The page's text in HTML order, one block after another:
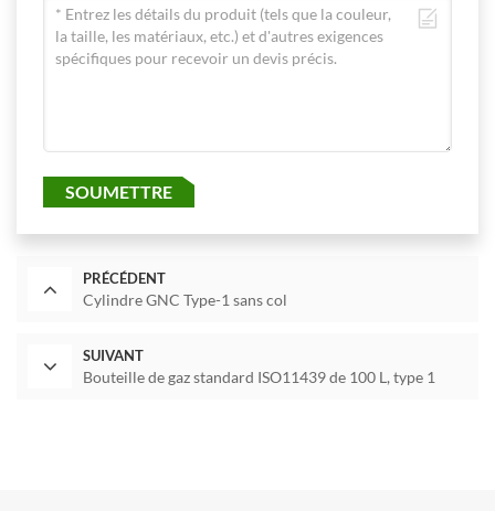
SOUMETTRE
PRÉCÉDENT
Cylindre GNC Type-1 sans col
SUIVANT
Bouteille de gaz standard ISO11439 de 100 L, type 1